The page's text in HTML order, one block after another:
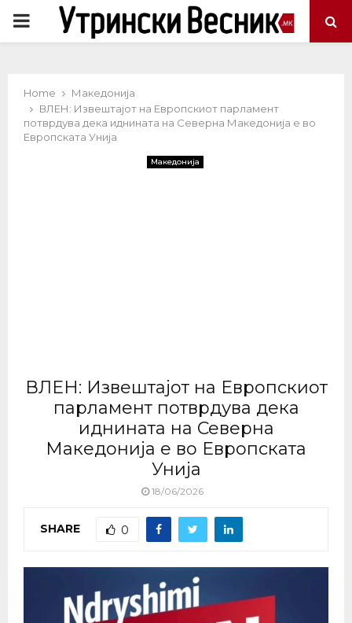
PRIMARY
Home
Македонија
ВЛЕН: Извештајот на Европскиот парламент
потврдува дека иднината на Северна Македонија е во
Европската Унија
Македонија
ВЛЕН: Извештајот на Европскиот
парламент потврдува дека
иднината на Северна
Македонија е во Европската
Унија
18/06/2026
SHARE 0